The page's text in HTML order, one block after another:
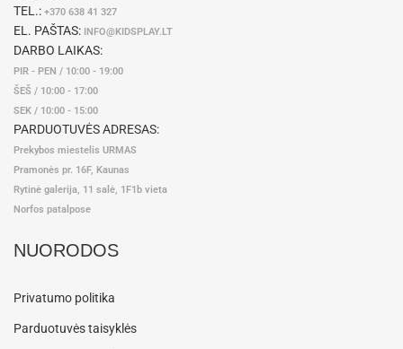
TEL.: +370 638 41 327
EL. PAŠTAS: INFO@KIDSPLAY.LT
DARBO LAIKAS:
PIR - PEN / 10:00 - 19:00
ŠEŠ / 10:00 - 17:00
SEK / 10:00 - 15:00
PARDUOTUVĖS ADRESAS:
Prekybos miestelis URMAS
Pramonės pr. 16F, Kaunas
Rytinė galerija, 11 salė, 1F1b vieta
Norfos patalpose
NUORODOS
Privatumo politika
Parduotuvės taisyklės